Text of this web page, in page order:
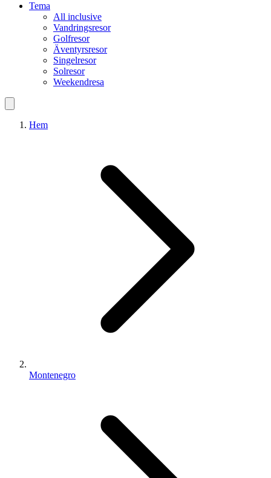
Tema
All inclusive
Vandringsresor
Golfresor
Äventyrsresor
Singelresor
Solresor
Weekendresa
Hem
Montenegro